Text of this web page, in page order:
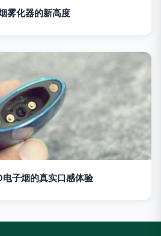
雾化器的新高度
子烟的真实口感体验